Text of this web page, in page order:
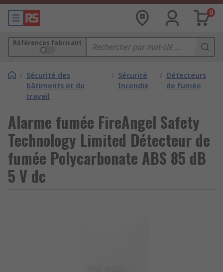
0
Références fabricant
/ Sécurité des
bâtiments et du
travail
/ Sécurité
Incendie
/ Détecteurs
de fumée
Alarme fumée FireAngel Safety
Technology Limited Détecteur de
fumée Polycarbonate ABS 85 dB
5 V dc